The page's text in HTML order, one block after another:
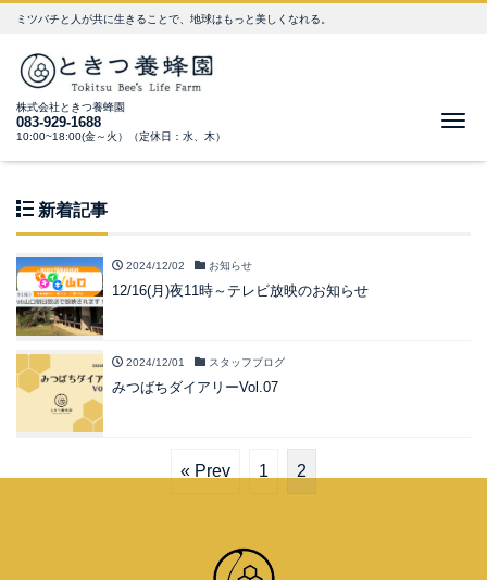
ミツバチと人が共に生きることで、地球はもっと美しくなれる。
株式会社ときつ養蜂園
083-929-1688
10:00~18:00(金～火）（定休日：水、木）
新着記事
2024/12/02 お知らせ
12/16(月)夜11時～テレビ放映のお知らせ
2024/12/01 スタッフブログ
みつばちダイアリーVol.07
« Prev 1 2